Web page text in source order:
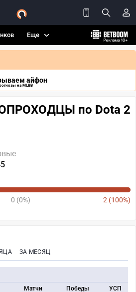
Еще
айфон
на MLBB
по Dota 2
0 (0%) 2 (100%)
ЗА МЕСЯЦ
Матчи Победы УСП